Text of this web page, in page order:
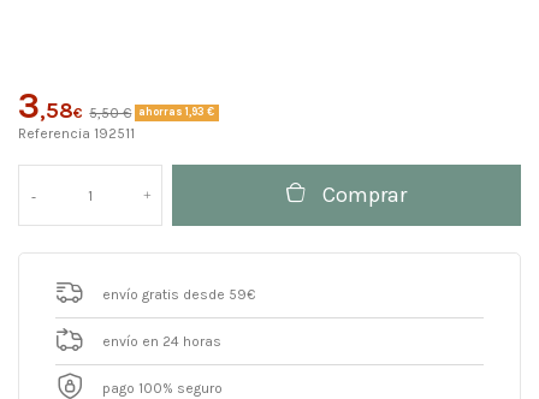
3,58€ 5,50 € ahorras 1,93 €
Referencia 192511
Comprar
envío gratis desde 59€
envío en 24 horas
pago 100% seguro